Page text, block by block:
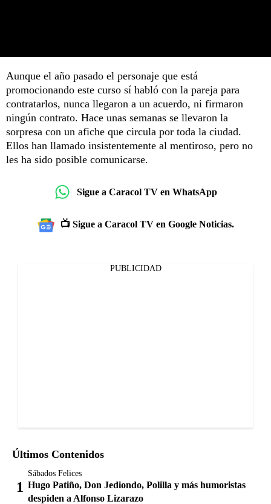
Aunque el año pasado el personaje que está
promocionando este curso sí habló con la pareja para
contratarlos, nunca llegaron a un acuerdo, ni firmaron
ningún contrato. Hace unas semanas se llevaron la
sorpresa con un afiche que circula por toda la ciudad.
Ellos han llamado insistentemente al mentiroso, pero no
les ha sido posible comunicarse.
Sigue a Caracol TV en WhatsApp
📺 Sigue a Caracol TV en Google Noticias.
PUBLICIDAD
Últimos Contenidos
Sábados Felices
Hugo Patiño, Don Jediondo, Polilla y más humoristas
despiden a Alfonso Lizarazo